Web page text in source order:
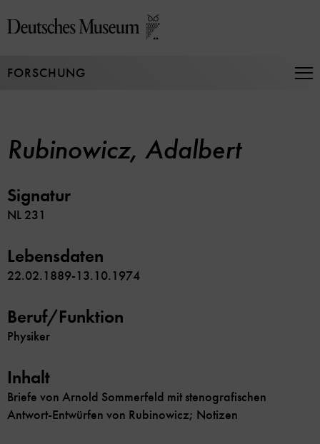
zum
FORSCHUNG
Rubinowicz, Adalbert
Signatur
NL 231
Lebensdaten
22.02.1889-13.10.1974
Beruf/Funktion
Physiker
Inhalt
Briefe von Arnold Sommerfeld mit stenografischen
Antwort-Entwürfen von Rubinowicz; Notizen